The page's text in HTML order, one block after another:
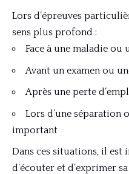
Lors d’épreuves
sens plus profond :
Face à une maladie
Avant un examen ou
Après une perte
Lors d’une séparation
important
Dans ces situations, il est
d’écouter et d’exprimer